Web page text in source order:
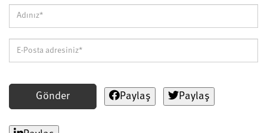
Gönder Paylaş Paylaş